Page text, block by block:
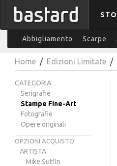
Abbigliamento Scarpe
Home / Edizioni Limitate /
CATEGORIA
Serigrafie
Stampe Fine-Art
Fotografie
Opere originali
OPZIONI ACQUISTO
ARTISTA
Mike Sutfin